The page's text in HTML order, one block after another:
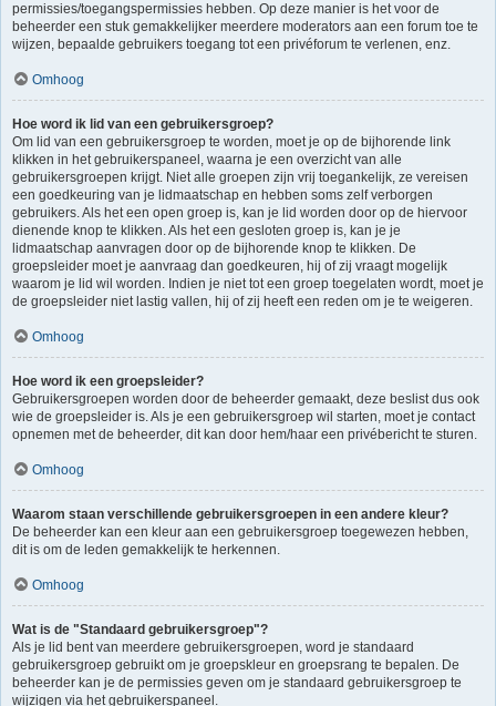
permissies/toegangspermissies hebben. Op deze manier is het voor de
beheerder een stuk gemakkelijker meerdere moderators aan een forum toe te
wijzen, bepaalde gebruikers toegang tot een privéforum te verlenen, enz.
Omhoog
Hoe word ik lid van een gebruikersgroep?
Om lid van een gebruikersgroep te worden, moet je op de bijhorende link
klikken in het gebruikerspaneel, waarna je een overzicht van alle
gebruikersgroepen krijgt. Niet alle groepen zijn vrij toegankelijk, ze vereisen
een goedkeuring van je lidmaatschap en hebben soms zelf verborgen
gebruikers. Als het een open groep is, kan je lid worden door op de hiervoor
dienende knop te klikken. Als het een gesloten groep is, kan je je
lidmaatschap aanvragen door op de bijhorende knop te klikken. De
groepsleider moet je aanvraag dan goedkeuren, hij of zij vraagt mogelijk
waarom je lid wil worden. Indien je niet tot een groep toegelaten wordt, moet je
de groepsleider niet lastig vallen, hij of zij heeft een reden om je te weigeren.
Omhoog
Hoe word ik een groepsleider?
Gebruikersgroepen worden door de beheerder gemaakt, deze beslist dus ook
wie de groepsleider is. Als je een gebruikersgroep wil starten, moet je contact
opnemen met de beheerder, dit kan door hem/haar een privébericht te sturen.
Omhoog
Waarom staan verschillende gebruikersgroepen in een andere kleur?
De beheerder kan een kleur aan een gebruikersgroep toegewezen hebben,
dit is om de leden gemakkelijk te herkennen.
Omhoog
Wat is de "Standaard gebruikersgroep"?
Als je lid bent van meerdere gebruikersgroepen, word je standaard
gebruikersgroep gebruikt om je groepskleur en groepsrang te bepalen. De
beheerder kan je de permissies geven om je standaard gebruikersgroep te
wijzigen via het gebruikerspaneel.